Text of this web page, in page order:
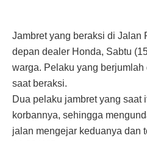
Jambret yang beraksi di Jalan
depan dealer Honda, Sabtu
warga. Pelaku yang
saat beraksi.
Dua pelaku jambret yang saat
korbannya, sehingga
jalan mengejar keduanya dan